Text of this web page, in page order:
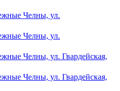
Челны, ул.
Челны, ул.
Челны, ул. Гвардейская,
Челны, ул. Гвардейская,